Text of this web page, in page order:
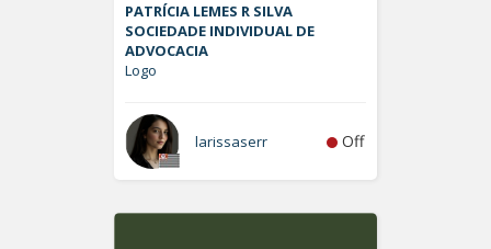
PATRÍCIA LEMES R SILVA
SOCIEDADE INDIVIDUAL DE
ADVOCACIA
Logo
larissaserr Off